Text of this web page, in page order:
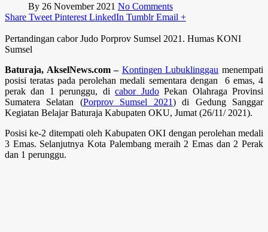
By 26 November 2021 No Comments
Share Tweet Pinterest LinkedIn Tumblr Email +
Pertandingan cabor Judo Porprov Sumsel 2021. Humas KONI
Sumsel
Baturaja, AkselNews.com – Kontingen Lubuklinggau menempati
posisi teratas pada perolehan medali sementara dengan 6 emas, 4
perak dan 1 perunggu, dicabor JudoPekan Olahraga Provinsi
Sumatera Selatan (Porprov Sumsel 2021) di Gedung Sanggar
Kegiatan Belajar Baturaja Kabupaten OKU, Jumat (26/11/ 2021).
Posisi ke-2 ditempati oleh Kabupaten OKI dengan perolehan medali
3 Emas. Selanjutnya Kota Palembang meraih 2 Emas dan 2 Perak
dan 1 perunggu.